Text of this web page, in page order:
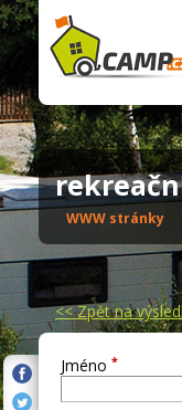
WWW stránky
<<Zpět na
Jméno *